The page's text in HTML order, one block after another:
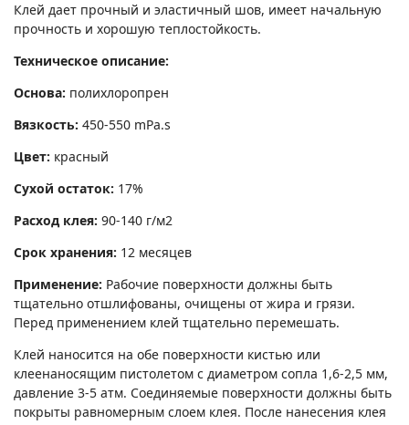
Клей дает прочный и эластичный шов, имеет начальную
прочность и хорошую теплостойкость.
Техническое описание:
Основа: полихлоропрен
Вязкость: 450-550 mPa.s
Цвет: красный
Сухой остаток: 17%
Расход клея: 90-140 г/м2
Срок хранения: 12 месяцев
Применение: Рабочие поверхности должны быть
тщательно отшлифованы, очищены от жира и грязи.
Перед применением клей тщательно перемешать.
Клей наносится на обе поверхности кистью или
клеенаносящим пистолетом с диаметром сопла 1,6-2,5 мм,
давление 3-5 атм. Соединяемые поверхности должны быть
покрыты равномерным слоем клея. После нанесения клея